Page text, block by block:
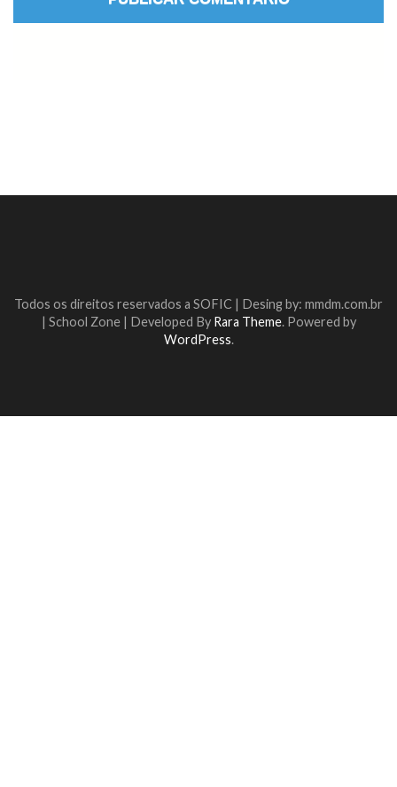
Todos os direitos reservados a SOFIC | Desing by: mmdm.com.br
| School Zone | Developed By Rara Theme. Powered by
WordPress.